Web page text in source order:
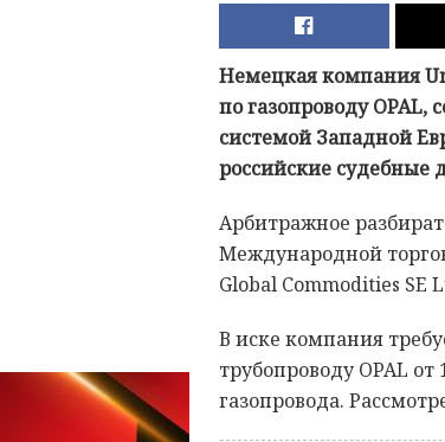
Немецкая компания
по газопроводу
системой Западной
российские судебные
Арбитражное
Международной
Global Commodities SE
В иске компания
трубопроводу OPAL
газопровода.